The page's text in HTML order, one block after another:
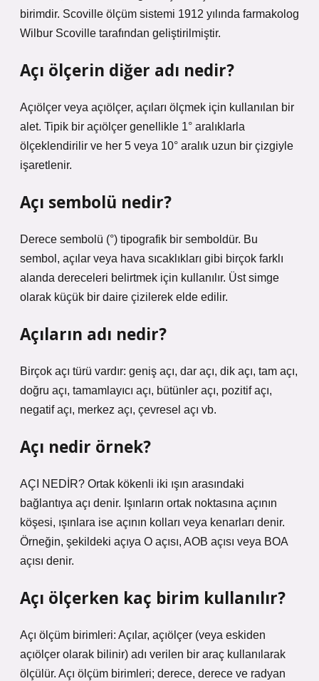
birimdir. Scoville ölçüm sistemi 1912 yılında farmakolog
Wilbur Scoville tarafından geliştirilmiştir.
Açı ölçerin diğer adı nedir?
Açıölçer veya açıölçer, açıları ölçmek için kullanılan bir
alet. Tipik bir açıölçer genellikle 1° aralıklarla
ölçeklendirilir ve her 5 veya 10° aralık uzun bir çizgiyle
işaretlenir.
Açı sembolü nedir?
Derece sembolü (°) tipografik bir semboldür. Bu
sembol, açılar veya hava sıcaklıkları gibi birçok farklı
alanda dereceleri belirtmek için kullanılır. Üst simge
olarak küçük bir daire çizilerek elde edilir.
Açıların adı nedir?
Birçok açı türü vardır: geniş açı, dar açı, dik açı, tam açı,
doğru açı, tamamlayıcı açı, bütünler açı, pozitif açı,
negatif açı, merkez açı, çevresel açı vb.
Açı nedir örnek?
AÇI NEDİR? Ortak kökenli iki ışın arasındaki
bağlantıya açı denir. Işınların ortak noktasına açının
köşesi, ışınlara ise açının kolları veya kenarları denir.
Örneğin, şekildeki açıya O açısı, AOB açısı veya BOA
açısı denir.
Açı ölçerken kaç birim kullanılır?
Açı ölçüm birimleri: Açılar, açıölçer (veya eskiden
açıölçer olarak bilinir) adı verilen bir araç kullanılarak
ölçülür. Açı ölçüm birimleri; derece, derece ve radyan